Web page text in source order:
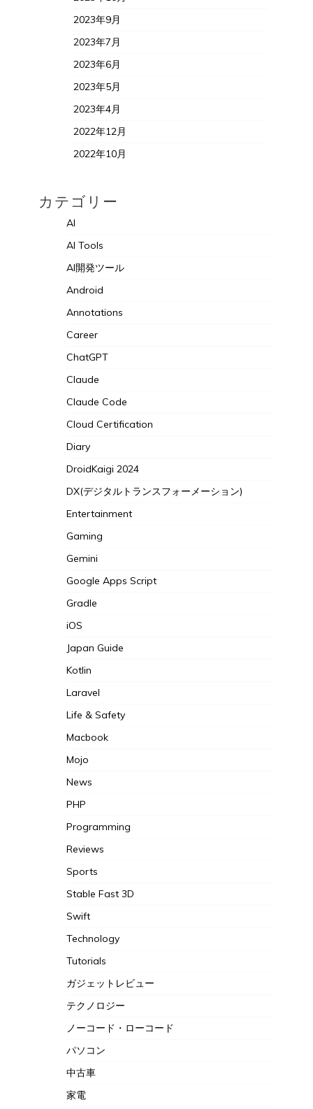
2023年9月
2023年7月
2023年6月
2023年5月
2023年4月
2022年12月
2022年10月
カテゴリー
AI
AI Tools
AI開発ツール
Android
Annotations
Career
ChatGPT
Claude
Claude Code
Cloud Certification
Diary
DroidKaigi 2024
DX(デジタルトランスフォーメーション)
Entertainment
Gaming
Gemini
Google Apps Script
Gradle
iOS
Japan Guide
Kotlin
Laravel
Life & Safety
Macbook
Mojo
News
PHP
Programming
Reviews
Sports
Stable Fast 3D
Swift
Technology
Tutorials
ガジェットレビュー
テクノロジー
ノーコード・ローコード
パソコン
中古車
家電